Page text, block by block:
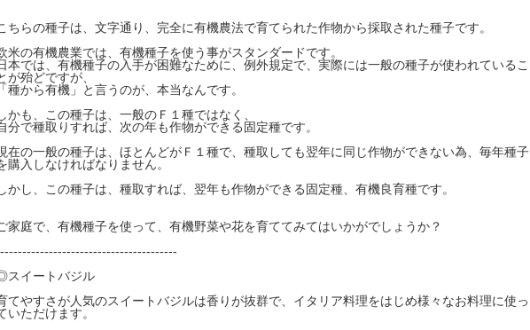
ちらの種子は、文字通り、完全に有機農法で育てられた作物から採取された種子です。
米の有機農業では、有機種子を使う事がスタンダードです。
本では、有機種子の入手が困難なために、例外規定で、実際には一般の種子が使われているこ
が殆どですが、
種から有機」と言うのが、本当なんです。
かも、この種子は、一般のＦ１種ではなく、
分で種取りすれば、次の年も作物ができる固定種です。
在の一般の種子は、ほとんどがＦ１種で、種取しても翌年に同じ作物ができない為、毎年種子
購入しなければなりません。
かし、この種子は、種取すれば、翌年も作物ができる固定種、有機良育種です。
家庭で、有機種子を使って、有機野菜や花を育ててみてはいかがでしょうか？
スイートバジル
てやすさが人気のスイートバジルは香りが抜群で、イタリア料理をはじめ様々なお料理に使っ
いただけます。